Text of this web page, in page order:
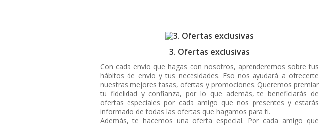
3. Ofertas exclusivas
Con cada envío que hagas con nosotros, aprenderemos sobre tus
hábitos de envío y tus necesidades. Eso nos ayudará a ofrecerte
nuestras mejores tasas, ofertas y promociones. Queremos premiar
tu fidelidad y confianza, por lo que además, te beneficiarás de
ofertas especiales por cada amigo que nos presentes y estarás
informado de todas las ofertas que hagamos para ti.
Además, te hacemos una oferta especial. Por cada amigo que